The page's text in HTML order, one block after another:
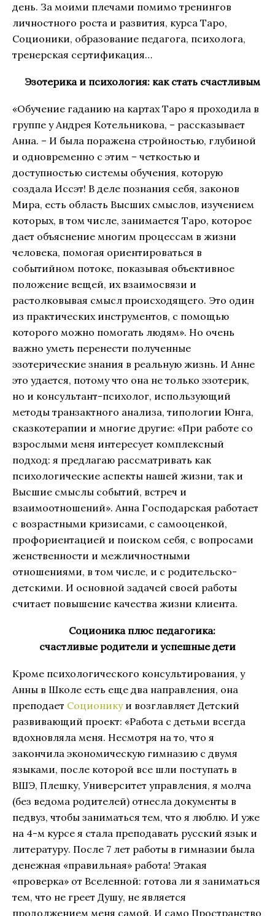
день. За моими плечами помимо тренингов
личностного роста и развития, курса Таро,
Соционики, образование педагога, психолога,
тренерская сертификация…
Эзотерика и психология: как стать счастливым
«Обучение гаданию на картах Таро я проходила в
группе у Андрея Котельникова, – рассказывает
Анна. – И была поражена стройностью, глубиной
и одновременно с этим – четкостью и
доступностью системы обучения, которую
создала Иссэт! В деле познания себя, законов
Мира, есть область Высших смыслов, изучением
которых, в том числе, занимается Таро, которое
дает объяснение многим процессам в жизни
человека, помогая ориентироваться в
событийном потоке, показывая объективное
положение вещей, их взаимосвязи и
растолковывая смысл происходящего. Это один
из практических инструментов, с помощью
которого можно помогать людям». Но очень
важно уметь перенести полученные
эзотерические знания в реальную жизнь. И Анне
это удается, потому что она не только эзотерик,
но и консультант-психолог, использующий
методы транзактного анализа, типологии Юнга,
сказкотерапии и многие другие: «При работе со
взрослыми меня интересует комплексный
подход: я предлагаю рассматривать как
психологические аспекты нашей жизни, так и
Высшие смыслы событий, встреч и
взаимоотношений». Анна Господарская работает
с возрастными кризисами, с самооценкой,
профориентацией и поиском себя, с вопросами
женственности и межличностными
отношениями, в том числе, и с родительско-
детскими. И основной задачей своей работы
считает повышение качества жизни клиента.
Соционика плюс педагогика:
счастливые родители и успешные дети
Кроме психологического консультирования, у
Анны в Школе есть еще два направления, она
преподает Соционикуи возглавляет Детский
развивающий проект: «Работа с детьми всегда
вдохновляла меня. Несмотря на то, что я
закончила экономическую гимназию с двумя
языками, после которой все шли поступать в
ВШЭ, Плешку, Университет управления, я молча
(без ведома родителей) отнесла документы в
педвуз, чтобы заниматься тем, что я люблю. И уже
на 4-м курсе я стала преподавать русский язык и
литературу. После 7 лет работы в гимназии была
денежная «правильная» работа! Этакая
«проверка» от Вселенной: готова ли я заниматься
тем, что не греет Душу, не является
продолжением меня самой. И само Пространство